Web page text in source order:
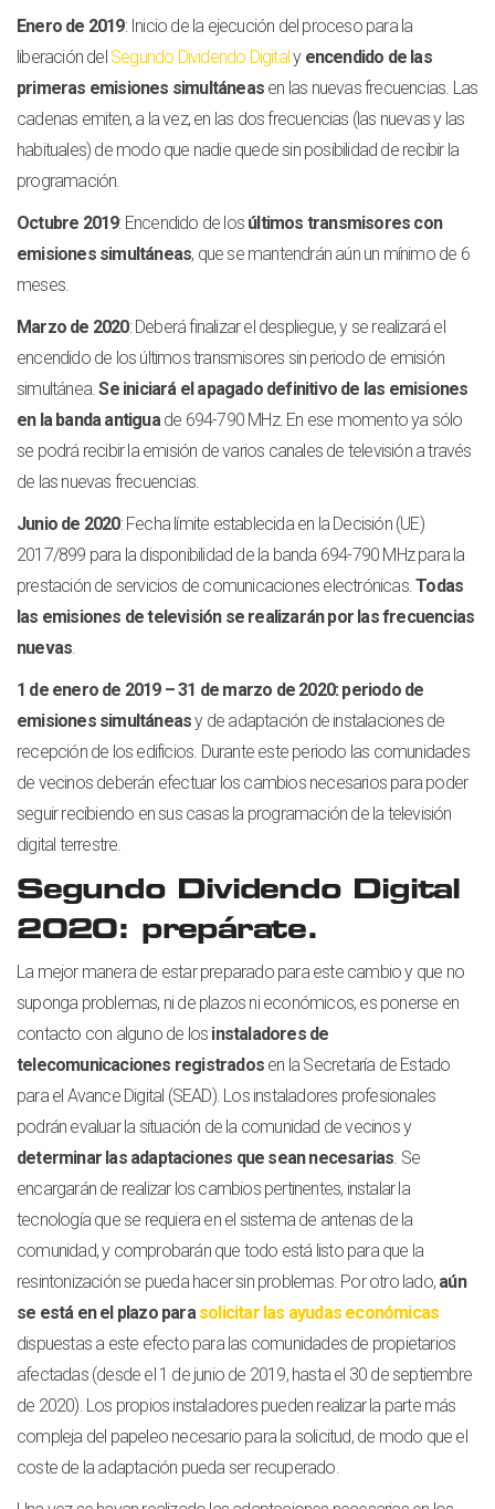
Enero de 2019: Inicio de la ejecución del proceso para la
liberación del Segundo Dividendo Digitaly encendido de las
primeras emisiones simultáneas en las nuevas frecuencias. Las
cadenas emiten, a la vez, en las dos frecuencias (las nuevas y las
habituales) de modo que nadie quede sin posibilidad de recibir la
programación.
Octubre 2019: Encendido de los últimos transmisores con
emisiones simultáneas, que se mantendrán aún un mínimo de 6
meses.
Marzo de 2020: Deberá finalizar el despliegue, y se realizará el
encendido de los últimos transmisores sin periodo de emisión
simultánea.Se iniciará el apagado definitivo de las emisiones
en la banda antiguade 694-790 MHz. En ese momento ya sólo
se podrá recibir la emisión de varios canales de televisión a través
de las nuevas frecuencias.
Junio de 2020: Fecha límite establecida en la Decisión (UE)
2017/899 para la disponibilidad de la banda 694-790 MHz para la
prestación de servicios de comunicaciones electrónicas.Todas
las emisiones de televisión se realizarán por las frecuencias
nuevas
1 de enero de 2019 – 31 de marzo de 2020: periodo de
emisiones simultáneasy de adaptación de instalaciones de
recepción de los edificios. Durante este periodo las comunidades
de vecinos deberán efectuar los cambios necesarios para poder
seguir recibiendo en sus casas la programación de la televisión
digital terrestre.
Segundo Dividendo Digital
2020: prepárate.
La mejor manera de estar preparado para este cambio y que no
suponga problemas, ni de plazos ni económicos, es ponerse en
contacto con alguno de los instaladores de
telecomunicaciones registrados en la Secretaría de Estado
para el Avance Digital (SEAD). Los instaladores profesionales
podrán evaluar la situación de la comunidad de vecinos y
determinar las adaptaciones que sean necesarias . Se
encargarán de realizar los cambios pertinentes, instalar la
tecnología que se requiera en el sistema de antenas de la
comunidad, y comprobarán que todo está listo para que la
resintonización se pueda hacer sin problemas. Por otro lado, aún
se está en el plazo para solicitar las ayudas económicas
dispuestas a este efecto para las comunidades de propietarios
afectadas (desde el 1 de junio de 2019, hasta el 30 de septiembre
de 2020). Los propios instaladores pueden realizar la parte más
compleja del papeleo necesario para la solicitud, de modo que el
coste de la adaptación pueda ser recuperado.